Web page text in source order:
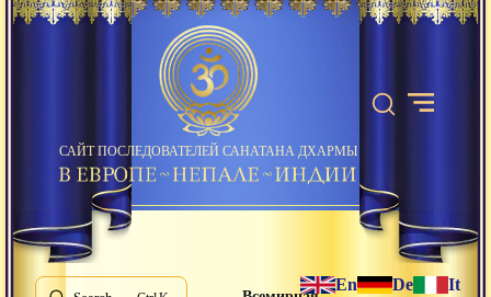
САЙТ ПОСЛЕДОВАТЕЛЕЙ САНАТАНА ДХАРМЫ
En De It